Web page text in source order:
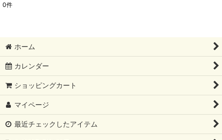
0件
ホーム
カレンダー
ショッピングカート
マイページ
最近チェックしたアイテム